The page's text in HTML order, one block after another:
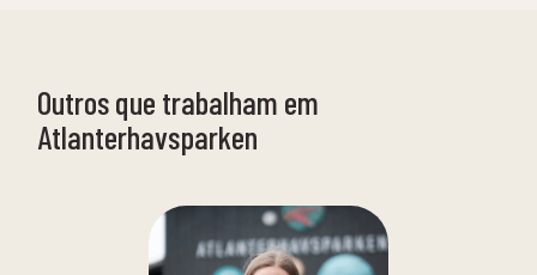
Outros que trabalham em
Atlanterhavsparken